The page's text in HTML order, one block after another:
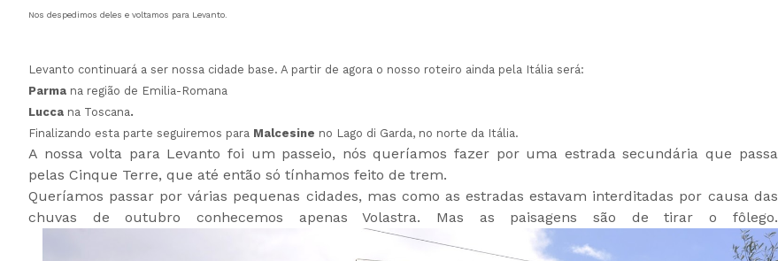
Nos despedimos deles e voltamos para Levanto.
Levanto continuará a ser nossa cidade base. A partir de agora o nosso roteiro ainda pela Itália será:
Parma na região de Emilia-Romana
Lucca na Toscana.
Finalizando esta parte seguiremos para Malcesine no Lago di Garda, no norte da Itália.
A nossa volta para Levanto foi um passeio, nós queríamos fazer por uma estrada secundária que passa
pelas Cinque Terre, que até então só tínhamos feito de trem.
Queríamos passar por várias pequenas cidades, mas como as estradas estavam interditadas por causa das
chuvas de outubro conhecemos apenas Volastra. Mas as paisagens são de tirar o fôlego.